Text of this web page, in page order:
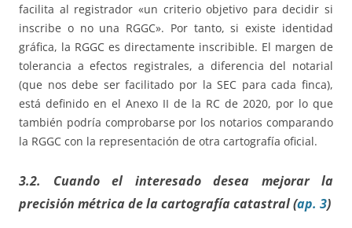
facilita al registrador «un criterio objetivo para decidir si
inscribe o no una RGGC». Por tanto, si existe identidad
gráfica, la RGGC es directamente inscribible. El margen de
tolerancia a efectos registrales, a diferencia del notarial
(que nos debe ser facilitado por la SEC para cada finca),
está definido en el Anexo II de la RC de 2020, por lo que
también podría comprobarse por los notarios comparando
la RGGC con la representación de otra cartografía oficial.
3.2. Cuando el interesado desea mejorar la
precisión métrica de la cartografía catastral (ap. 3)